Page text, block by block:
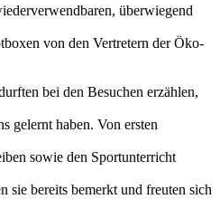
überwiegend
von den Vertretern der Öko-
bei den Besuchen erzählen,
gelernt haben. Von ersten
sowie den Sportunterricht
sie bereits bemerkt und freuten sich